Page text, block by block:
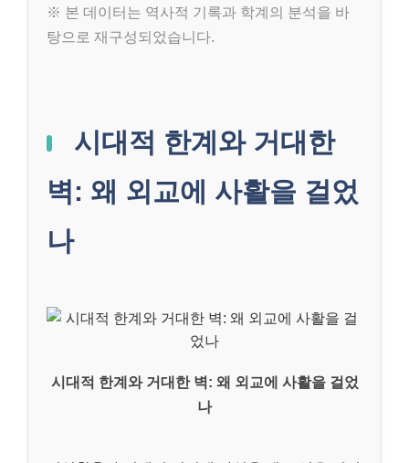
※ 본 데이터는 역사적 기록과 학계의 분석을 바
탕으로 재구성되었습니다.
시대적 한계와 거대한
벽: 왜 외교에 사활을 걸었
나
시대적 한계와 거대한 벽: 왜 외교에 사활을 걸었
나